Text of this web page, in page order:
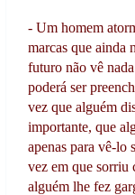
- Um homem
marcas que ainda
futuro não vê
poderá ser
vez que alguém
importante, que
apenas para vê-lo
vez em que sorriu
alguém lhe fez